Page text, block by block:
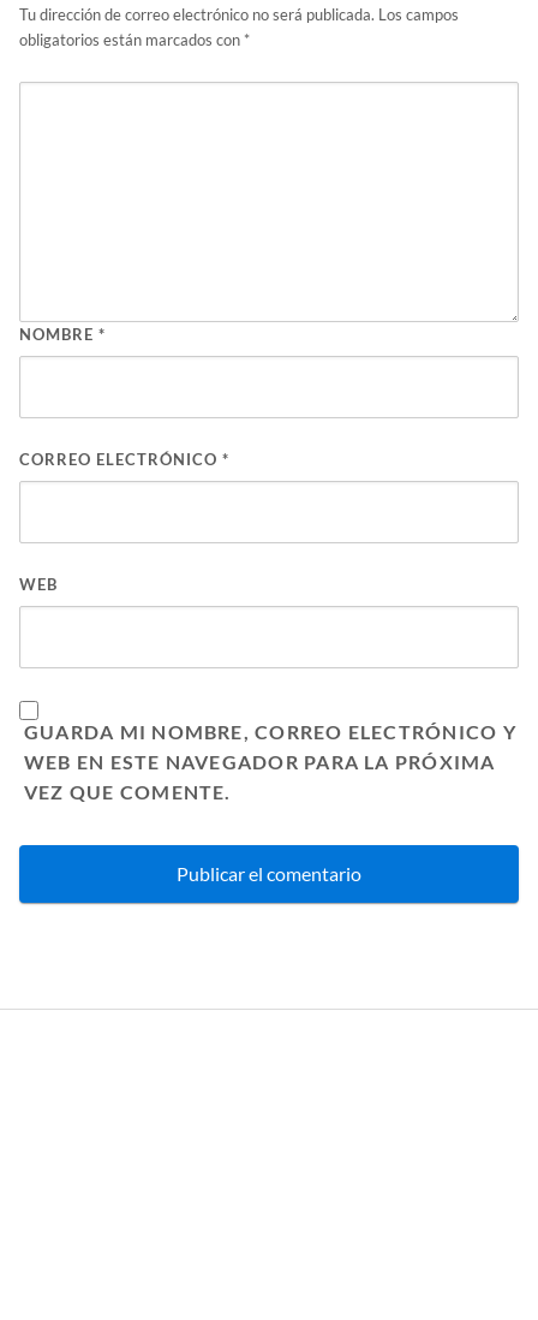
Tu dirección de correo electrónico no será publicada. Los campos
obligatorios están marcados con *
NOMBRE *
CORREO ELECTRÓNICO *
WEB
GUARDA MI NOMBRE, CORREO ELECTRÓNICO Y
WEB EN ESTE NAVEGADOR PARA LA PRÓXIMA
VEZ QUE COMENTE.